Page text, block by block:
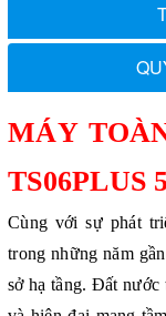
MÁY
TS06PLUS
Cùng với sự phát
trong những năm
sở hạ tầng. Đất nước